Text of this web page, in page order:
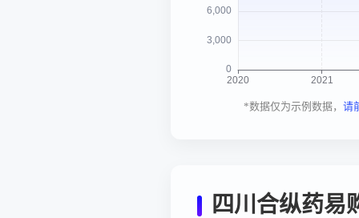
*数据仅为示例数据， 请
四川合纵药易